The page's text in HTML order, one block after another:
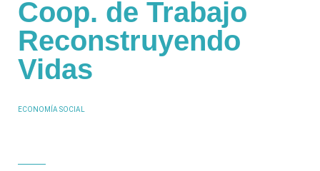
Coop. de Trabajo
Reconstruyendo
Vidas
ECONOMÍA SOCIAL